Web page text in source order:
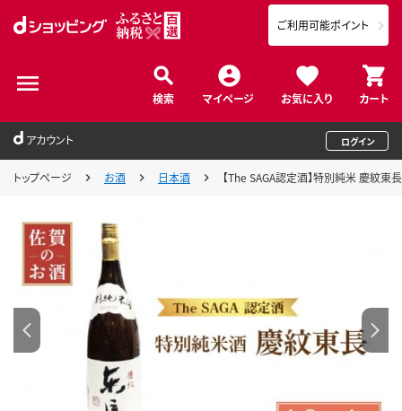
検索 マイページ お気に入り カート
ご利用可能ポイント
アカウント ログイン
トップページ お酒 日本酒 【The SAGA認定酒】特別純米 慶紋東